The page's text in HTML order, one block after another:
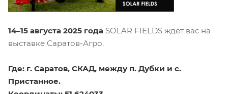
14–15 августа 2025 года SOLAR FIELDS ждёт вас на
выставке Саратов-Агро.
Где: г. Саратов, СКАД, между п. Дубки и с.
Пристанное.